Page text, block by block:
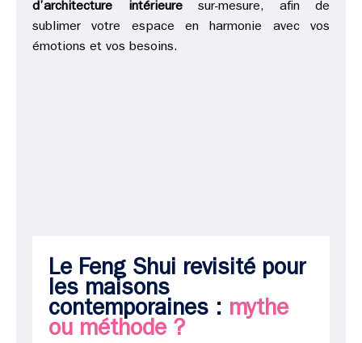
d’architecture intérieuresur-mesure, afin de
sublimer votre espace en harmonie avec vos
émotions et vos besoins.
Le Feng Shui revisité pour
les maisons
contemporaines : mythe
ou méthode ?